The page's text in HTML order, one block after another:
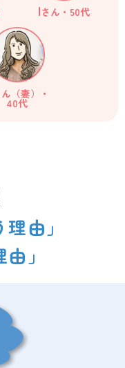
Iさん・50代
（妻）・
40代
理由」
」